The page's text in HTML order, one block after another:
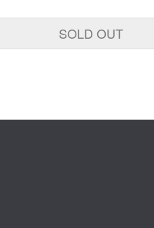
SOLD OUT